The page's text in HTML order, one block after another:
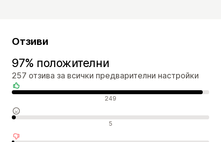
Отзиви
97% положителни
257 отзива за всички предварителни настройки
Положителни отзиви 249
Неутрални отзиви 5